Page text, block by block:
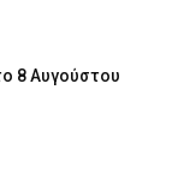
8 Αυγούστου